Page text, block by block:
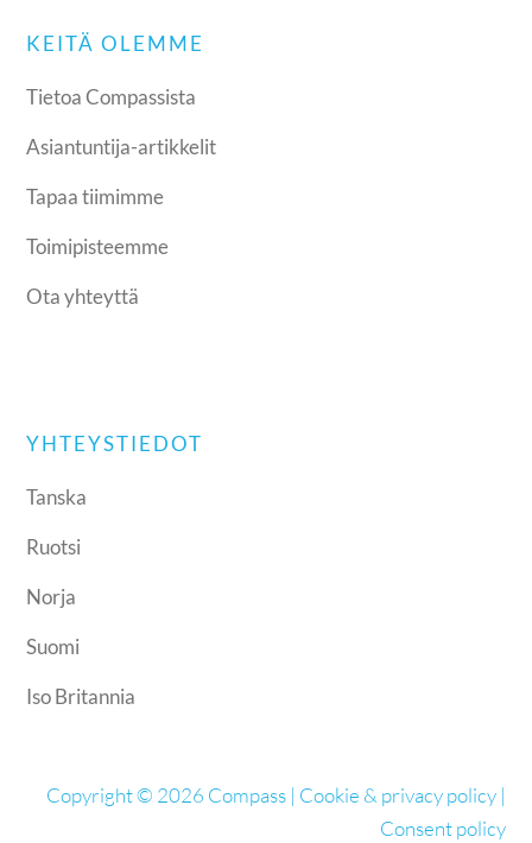
KEITÄ OLEMME
Tietoa Compassista
Asiantuntija-artikkelit
Tapaa tiimimme
Toimipisteemme
Ota yhteyttä
YHTEYSTIEDOT
Tanska
Ruotsi
Norja
Suomi
Iso Britannia
Copyright © 2026 Compass | Cookie & privacy policy|
Consent policy